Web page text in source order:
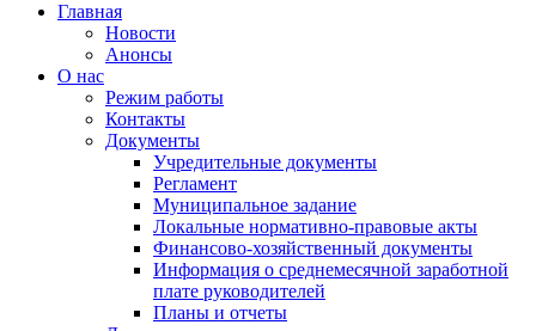
Главная
Новости
Анонсы
О нас
Режим работы
Контакты
Документы
Учредительные документы
Регламент
Муниципальное задание
Локальные нормативно-правовые акты
Финансово-хозяйственный документы
Информация о среднемесячной заработной
плате руководителей
Планы и отчеты